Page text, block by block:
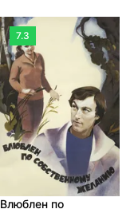
7.3
Влюблен по